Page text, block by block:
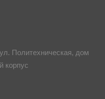
Политехническая, дом
корпус